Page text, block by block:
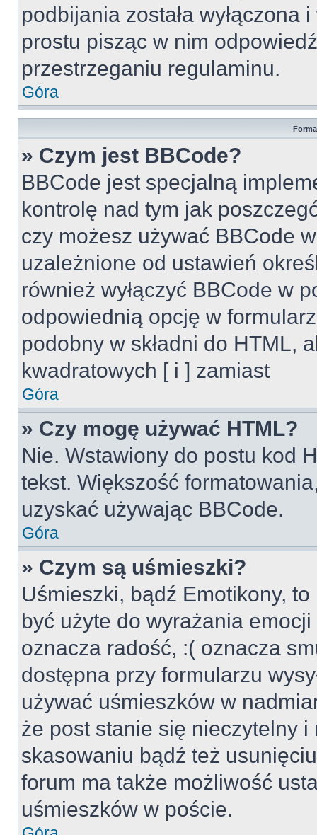
podbijania została
prostu pisząc w nim
przestrzeganiu regulaminu.
Góra
» Czym jest BBCode?
BBCode jest specjalną
kontrolę nad tym jak
czy możesz używać BBCode
uzależnione od ustawień
również wyłączyć BBCode w
odpowiednią opcję w
podobny w składni do HTML,
kwadratowych [ i ] zamiast
Góra
» Czy mogę używać HTML?
Nie. Wstawiony do postu kod
tekst. Większość
uzyskać używając BBCode.
Góra
» Czym są uśmieszki?
Uśmieszki, bądź Emotikony,
być użyte do wyrażania
oznacza radość, :( oznacza
dostępna przy formularzu
używać uśmieszków w
że post stanie się nieczytelny
skasowaniu bądź też
forum ma także możliwość
uśmieszków w poście.